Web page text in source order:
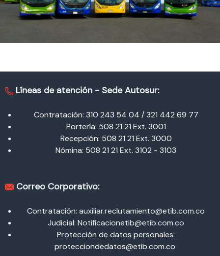
Líneas de atención - Sede Autosur:
Contratación: 310 243 54 04 / 321 442 69 77
Portería: 508 21 21 Ext. 3001
Recepción: 508 21 21 Ext. 3000
Nómina: 508 21 21 Ext. 3102 - 3103
Correo Corporativo:
Contratación: auxiliar.reclutamiento@etib.com.co
Judicial: Notificacionetib@etib.com.co
Protección de datos personales:
protecciondedatos@etib.com.co